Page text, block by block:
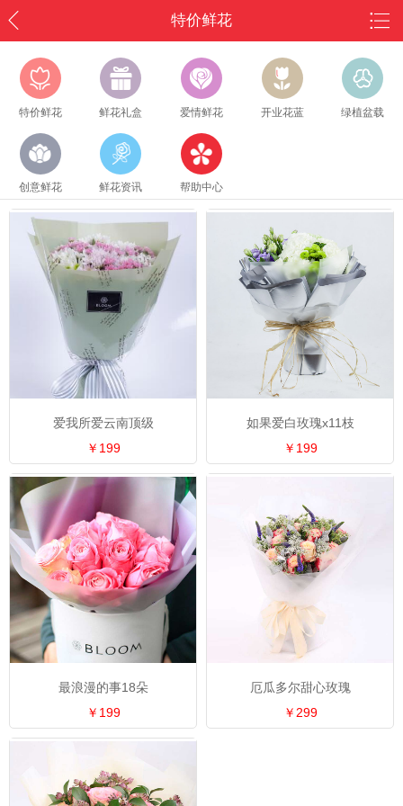
特价鲜花
特价鲜花 鲜花礼盒 爱情鲜花 开业花蓝 绿植盆载
创意鲜花 鲜花资讯 帮助中心
爱我所爱云南顶级
￥199
如果爱白玫瑰x11枝
￥199
最浪漫的事18朵
￥199
厄瓜多尔甜心玫瑰
￥299